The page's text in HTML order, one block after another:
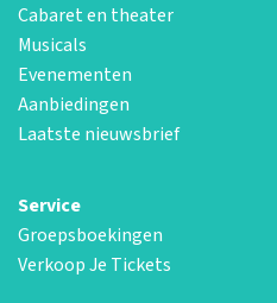
Cabaret en theater
Musicals
Evenementen
Aanbiedingen
Laatste nieuwsbrief
Service
Groepsboekingen
Verkoop Je Tickets